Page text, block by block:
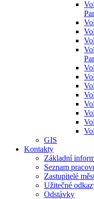
GIS
Kontakty
Základní
Seznam
Zastupitelé
Užitečné
Odstávky